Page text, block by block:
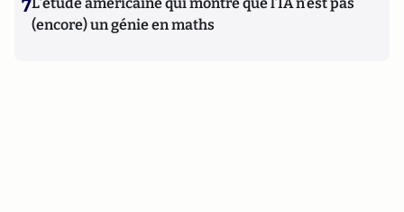
7
(encore) un génie en maths